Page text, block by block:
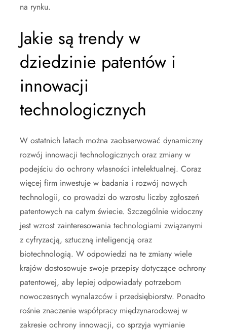
na rynku.
Jakie są trendy w
dziedzinie patentów i
innowacji
technologicznych
W ostatnich latach można zaobserwować dynamiczny
rozwój innowacji technologicznych oraz zmiany w
podejściu do ochrony własności intelektualnej. Coraz
więcej firm inwestuje w badania i rozwój nowych
technologii, co prowadzi do wzrostu liczby zgłoszeń
patentowych na całym świecie. Szczególnie widoczny
jest wzrost zainteresowania technologiami związanymi
z cyfryzacją, sztuczną inteligencją oraz
biotechnologią. W odpowiedzi na te zmiany wiele
krajów dostosowuje swoje przepisy dotyczące ochrony
patentowej, aby lepiej odpowiadały potrzebom
nowoczesnych wynalazców i przedsiębiorstw. Ponadto
rośnie znaczenie współpracy międzynarodowej w
zakresie ochrony innowacji, co sprzyja wymianie